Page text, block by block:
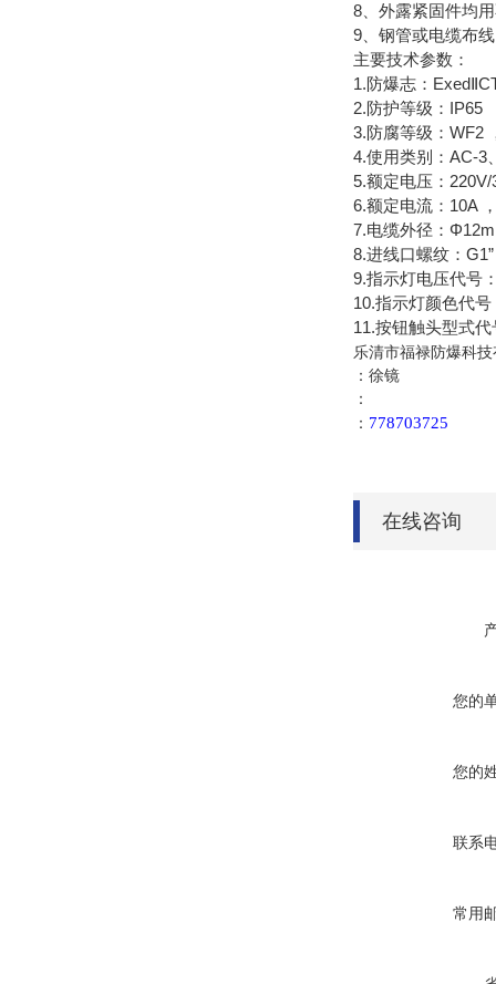
8、外露紧固件均
9、钢管或电缆布
主要技术参数：
1.防爆志：
2.防护等级：IP65
3.防腐等级：WF2
4.使用类别：AC-3
5.额定电压：220V/
6.额定电流：10A
7.电缆外径：
8.进线口螺纹：G1”
9.指示灯电压代号
10.指示灯颜色代
11.按钮触头型式
乐清市福禄防爆科
：徐镜
：
： 778703725
在线咨询
您的
您的
联系
常用